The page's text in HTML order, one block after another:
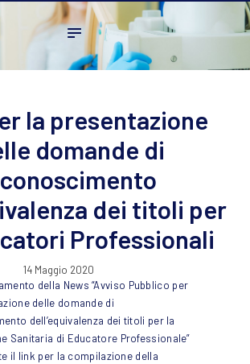
la presentazione
domande di
dei titoli per
Professionali
14 Maggio 2020
della News “Avviso Pubblico per
delle domande di
dell’equivalenza dei titoli per la
Sanitaria di Educatore Professionale”
il link per la compilazione della